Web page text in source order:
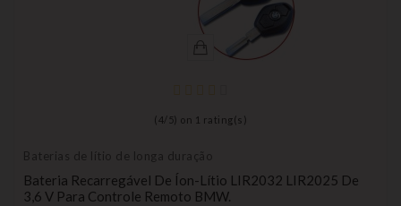
( 4/ 5) on 1 rating(s)
Baterias de lítio de longa duração
Bateria Recarregável De Íon-Lítio LIR2032 LIR2025 De
3,6 V Para Controle Remoto BMW.